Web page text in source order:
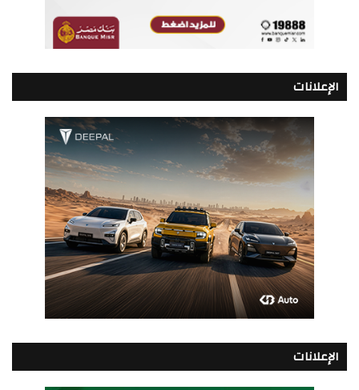
الإعلانات
الإعلانات